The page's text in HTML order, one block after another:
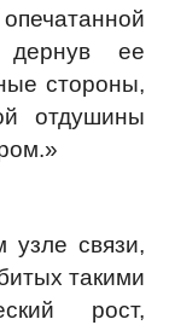
дернув ее
стороны,
отдушины
связи,
такими
рост,